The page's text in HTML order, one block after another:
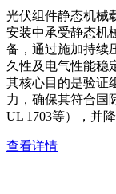
光伏组件静态机械
安装中承受静态机
备，通过施加持续
久性及电气性能稳
其核心目的是验证
力，确保其符合国
UL 1703等），并
查看详情